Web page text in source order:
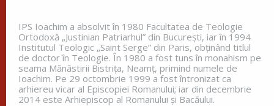
Sfântul Cuvios Nicanor s-a născut
în anul 1491, în Tesalonic. Părinții
săi, Ioan și Maria, doi credincioși
înstăriți, au întâmpinat mari
greutăți în a dobândi prunci....
IPS Ioachim a absolvit în 1980 Facultatea de Teologie
Ortodoxă „Justinian Patriarhul” din Bucureşti, iar în 1994
Institutul Teologic „Saint Serge” din Paris, obţinând titlul
de doctor în Teologie. În 1980 a fost tuns în monahism pe
seama Mănăstirii Bistriţa, Neamţ, primind numele de
Ioachim. Pe 29 octombrie 1999 a fost întronizat ca
arhiereu vicar al Episcopiei Romanului; iar din decembrie
2014 este Arhiepiscop al Romanului și Bacăului.